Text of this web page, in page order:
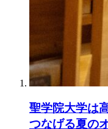
聖学院大学は
つなげる夏の